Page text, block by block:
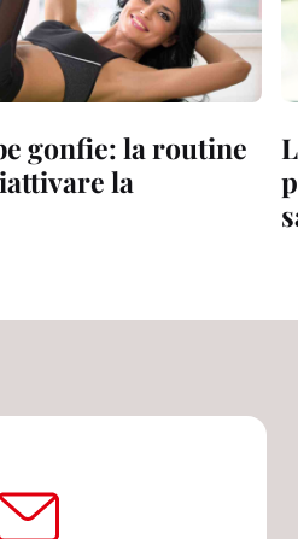
gonfie: la routine
la